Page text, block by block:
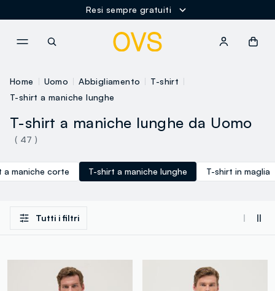
Resi sempre gratuiti
Home Uomo Abbigliamento
T-shirt
T-shirt a maniche lunghe
T-shirt a maniche lunghe da Uomo
( 47 )
a maniche corte T-shirt a maniche lunghe T-shirt in maglia
Tutti i filtri